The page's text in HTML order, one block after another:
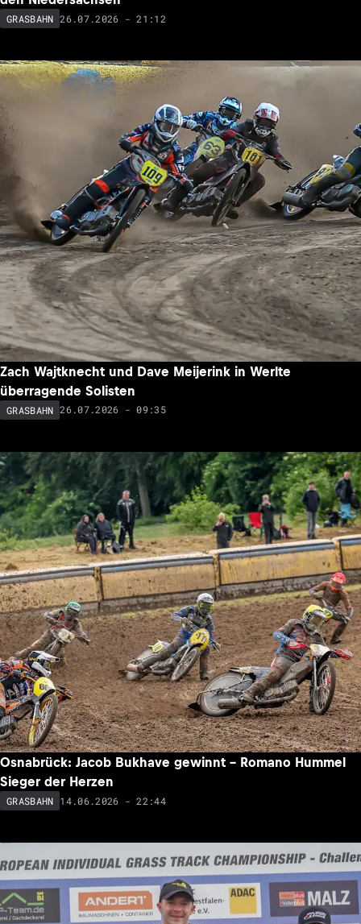
GRASBAHN 26.07.2026 - 21:12
Zach Wajtknecht und Dave Meijerink in Werlte
überragende Solisten
GRASBAHN 26.07.2026 - 09:35
Osnabrück: Jacob Bukhave gewinnt – Romano Hummel
Sieger der Herzen
GRASBAHN 14.06.2026 - 22:44